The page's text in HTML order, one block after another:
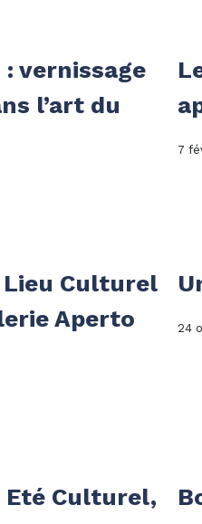
: vernissage
l’art du
7
Culturel
Aperto
24
Culturel,